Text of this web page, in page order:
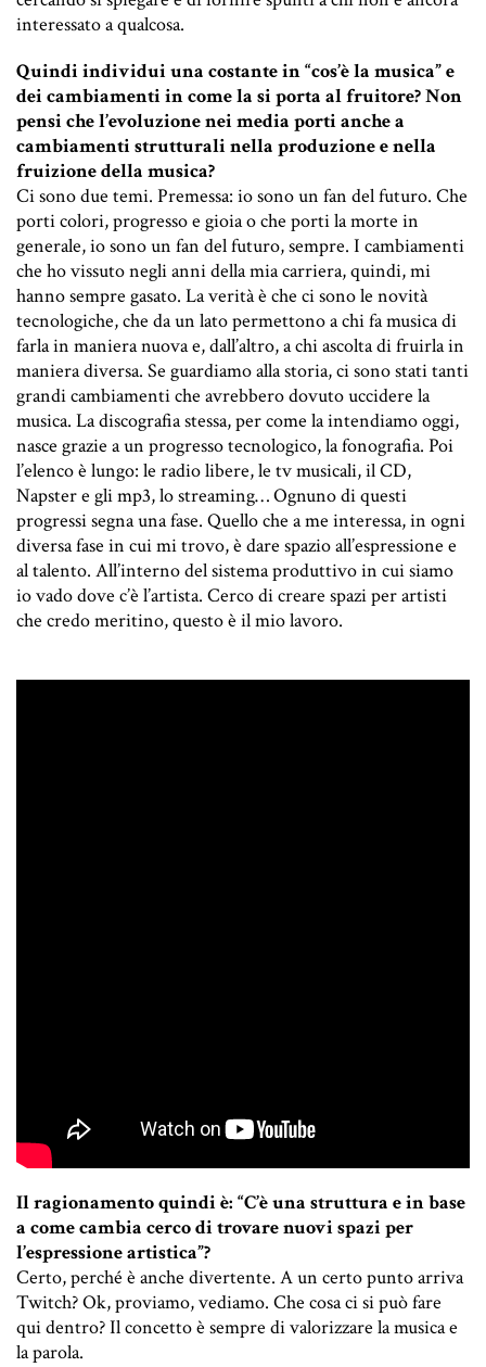
interessato a qualcosa.
Quindi individui una costante in “cos’è la musica” e
dei cambiamenti in come la si porta al fruitore? Non
pensi che l’evoluzione nei media porti anche a
cambiamenti strutturali nella produzione e nella
fruizione della musica?
Ci sono due temi. Premessa: io sono un fan del futuro. Che
porti colori, progresso e gioia o che porti la morte in
generale, io sono un fan del futuro, sempre. I cambiamenti
che ho vissuto negli anni della mia carriera, quindi, mi
hanno sempre gasato. La verità è che ci sono le novità
tecnologiche, che da un lato permettono a chi fa musica di
farla in maniera nuova e, dall’altro, a chi ascolta di fruirla in
maniera diversa. Se guardiamo alla storia, ci sono stati tanti
grandi cambiamenti che avrebbero dovuto uccidere la
musica. La discografia stessa, per come la intendiamo oggi,
nasce grazie a un progresso tecnologico, la fonografia. Poi
l’elenco è lungo: le radio libere, le tv musicali, il CD,
Napster e gli mp3, lo streaming… Ognuno di questi
progressi segna una fase. Quello che a me interessa, in ogni
diversa fase in cui mi trovo, è dare spazio all’espressione e
al talento. All’interno del sistema produttivo in cui siamo
io vado dove c’è l’artista. Cerco di creare spazi per artisti
che credo meritino, questo è il mio lavoro.
Il ragionamento quindi è: “C’è una struttura e in base
a come cambia cerco di trovare nuovi spazi per
l’espressione artistica”?
Certo, perché è anche divertente. A un certo punto arriva
Twitch? Ok, proviamo, vediamo. Che cosa ci si può fare
qui dentro? Il concetto è sempre di valorizzare la musica e
la parola.